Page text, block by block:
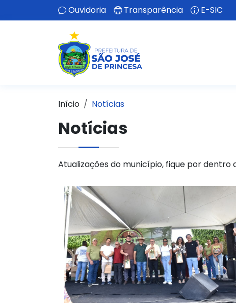
Ouvidoria Transparência E-SIC
Início Notícias
Notícias
Atualizações do município, fique por dentro